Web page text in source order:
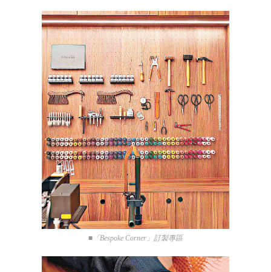
■「Bespoke Corner」訂製專區